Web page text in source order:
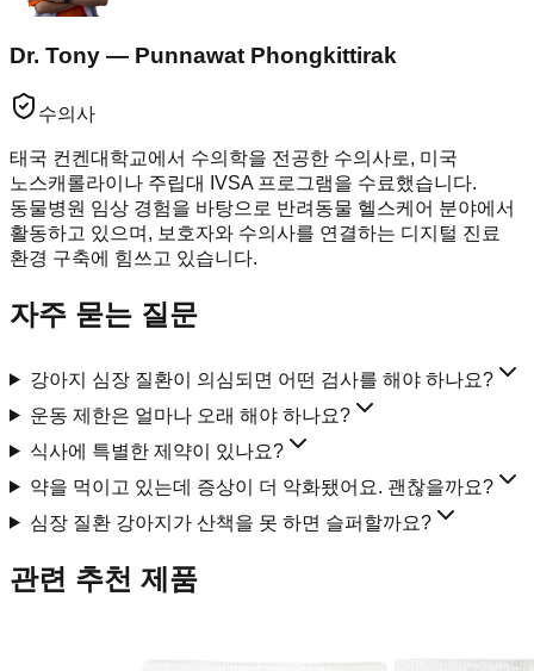
Dr. Tony — Punnawat Phongkittirak
수의사
태국 컨켄대학교에서 수의학을 전공한 수의사로, 미국
노스캐롤라이나 주립대 IVSA 프로그램을 수료했습니다.
동물병원 임상 경험을 바탕으로 반려동물 헬스케어 분야에서
활동하고 있으며, 보호자와 수의사를 연결하는 디지털 진료
환경 구축에 힘쓰고 있습니다.
자주 묻는 질문
강아지 심장 질환이 의심되면 어떤 검사를 해야 하나요?
운동 제한은 얼마나 오래 해야 하나요?
식사에 특별한 제약이 있나요?
약을 먹이고 있는데 증상이 더 악화됐어요. 괜찮을까요?
심장 질환 강아지가 산책을 못 하면 슬퍼할까요?
관련 추천 제품